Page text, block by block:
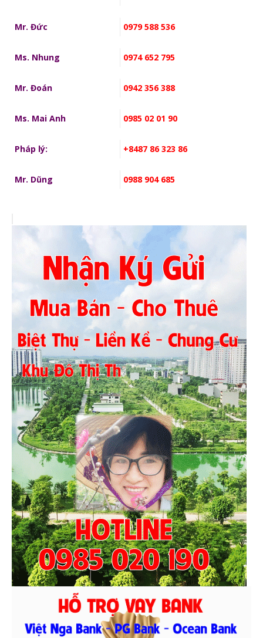
Mr. Đức 0979 588 536
Ms. Nhung 0974 652 795
Mr. Đoán 0942 356 388
Ms. Mai Anh 0985 02 01 90
Pháp lý: +8487 86 323 86
Mr. Dũng 0988 904 685